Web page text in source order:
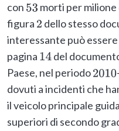
con 53 morti per
figura 2 dello stesso
interessante può essere
pagina 14del
Paese, nel periodo2010-
dovuti a incidenti che
il veicolo principale
superiori di secondo